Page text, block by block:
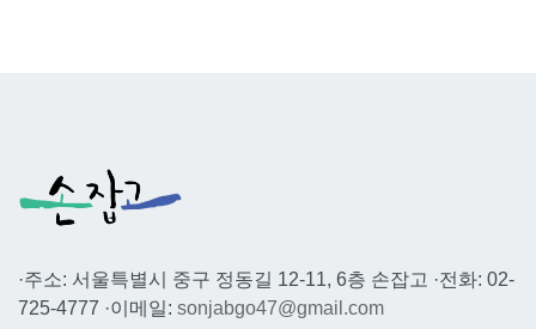
·주소: 서울특별시 중구 정동길 12-11, 6층 손잡고 ·전화: 02-
725-4777 ·이메일: sonjabgo47@gmail.com